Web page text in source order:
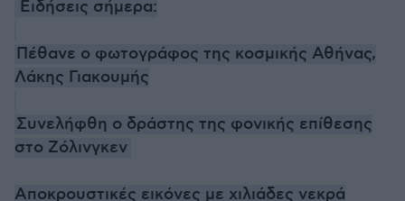
Ειδήσεις σήμερα:
Πέθανε ο φωτογράφος της κοσμικής Αθήνας,
Λάκης Γιακουμής
Συνελήφθη ο δράστης της φονικής επίθεσης
στο Ζόλινγκεν
Αποκρουστικές εικόνες με χιλιάδες νεκρά